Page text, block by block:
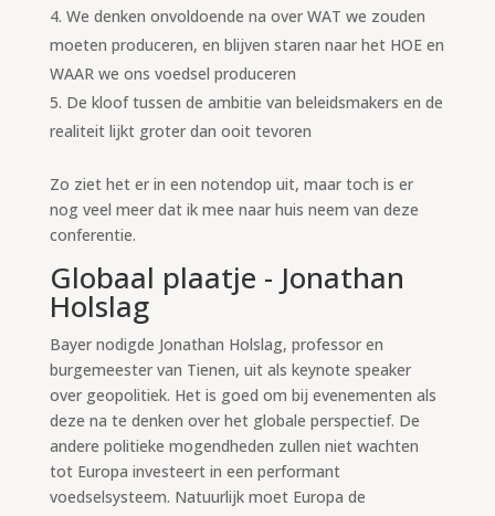
We denken onvoldoende na over WAT we zouden
moeten produceren, en blijven staren naar het HOE en
WAAR we ons voedsel produceren
De kloof tussen de ambitie van beleidsmakers en de
realiteit lijkt groter dan ooit tevoren
Zo ziet het er in een notendop uit, maar toch is er
nog veel meer dat ik mee naar huis neem van deze
conferentie.
Globaal plaatje - Jonathan
Holslag
Bayer nodigde Jonathan Holslag, professor en
burgemeester van Tienen, uit als keynote speaker
over geopolitiek. Het is goed om bij evenementen als
deze na te denken over het globale perspectief. De
andere politieke mogendheden zullen niet wachten
tot Europa investeert in een performant
voedselsysteem. Natuurlijk moet Europa de